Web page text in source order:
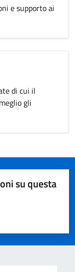
e supporto ai
di cui il
gli
su questa